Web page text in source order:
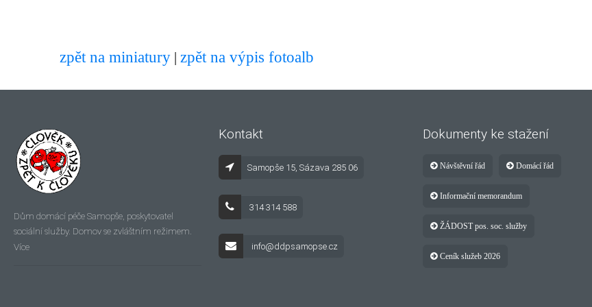
zpět na miniatury | zpět na výpis fotoalb
Dům domácí péče Samopše, poskytovatel
sociální služby. Domov se zvláštním režimem.
Více
Kontakt
Samopše 15, Sázava 285 06
314 314 588
info@ddpsamopse.cz
Dokumenty ke stažení
Návštěvní řád Domácí řád
Informační memorandum
ŽÁDOST pos. soc. služby
Ceník služeb 2026